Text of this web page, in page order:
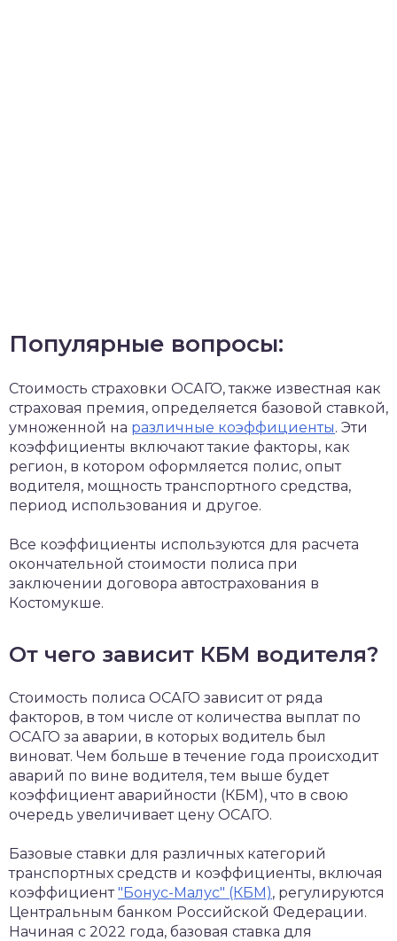
Популярные вопросы:
Стоимость страховки ОСАГО, также известная как
страховая премия, определяется базовой ставкой,
умноженной на различные коэффициенты. Эти
коэффициенты включают такие факторы, как
регион, в котором оформляется полис, опыт
водителя, мощность транспортного средства,
период использования и другое.
Все коэффициенты используются для расчета
окончательной стоимости полиса при
заключении договора автострахования в
Костомукше.
От чего зависит КБМ водителя?
Стоимость полиса ОСАГО зависит от ряда
факторов, в том числе от количества выплат по
ОСАГО за аварии, в которых водитель был
виноват. Чем больше в течение года происходит
аварий по вине водителя, тем выше будет
коэффициент аварийности (КБМ), что в свою
очередь увеличивает цену ОСАГО.
Базовые ставки для различных категорий
транспортных средств и коэффициенты, включая
коэффициент"Бонус-Малус" (КБМ), регулируются
Центральным банком Российской Федерации.
Начиная с 2022 года, базовая ставка для